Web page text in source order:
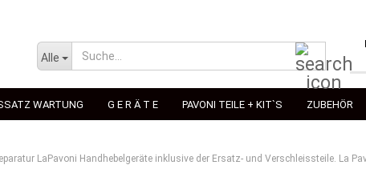
Alle
WARTUNG G E R Ä T E PAVONI TEILE + KIT`S ZUBEHÖR
LaPavoni Handhebelgeräte inklusive der Ersatz- und Verschleissteile. La